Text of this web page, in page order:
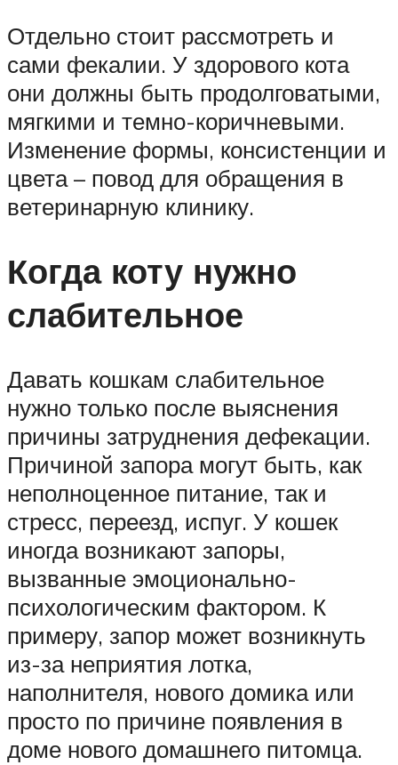
Отдельно стоит рассмотреть и
сами фекалии. У здорового кота
они должны быть продолговатыми,
мягкими и темно-коричневыми.
Изменение формы, консистенции и
цвета – повод для обращения в
ветеринарную клинику.
Когда коту нужно
слабительное
Давать кошкам слабительное
нужно только после выяснения
причины затруднения дефекации.
Причиной запора могут быть, как
неполноценное питание, так и
стресс, переезд, испуг. У кошек
иногда возникают запоры,
вызванные эмоционально-
психологическим фактором. К
примеру, запор может возникнуть
из-за неприятия лотка,
наполнителя, нового домика или
просто по причине появления в
доме нового домашнего питомца.